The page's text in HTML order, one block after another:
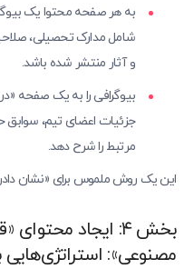
به هر صفحه محتوا یک
شامل مدارک تحصیلی،
و آثار منتشر شده باشد.
بیوگرافی را به یک صفحه
جزئیات اعضای تیم، سوابق
مرتبط را شرح دهد.
این یک روش ملموس برای «نشان
بخش ۴: ایجاد
مصنوعی»: